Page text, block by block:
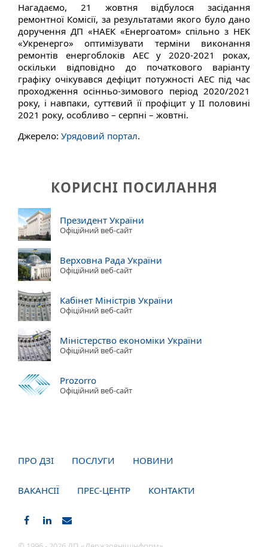
Нагадаємо, 21 жовтня відбулося засідання
ремонтної Комісії, за результатами якого було дано
доручення ДП «НАЕК «Енергоатом» спільно з НЕК
«Укренерго» оптимізувати терміни виконання
ремонтів енергоблоків АЕС у 2020-2021 роках,
оскільки відповідно до початкового варіанту
графіку очікувався дефіцит потужності АЕС під час
проходження осінньо-зимового період 2020/2021
року, і навпаки, суттєвий її профіцит у ІІ половині
2021 року, особливо – серпні – жовтні.
Джерело: Урядовий портал.
КОРИСНІ ПОСИЛАННЯ
Президент України
Офіційний веб-сайт
Верховна Рада України
Офіційний веб-сайт
Кабінет Міністрів України
Офіційний веб-сайт
Міністерство економіки України
Офіційний веб-сайт
Prozorro
Офіційний веб-сайт
ПРО ДЗІ ПОСЛУГИ НОВИНИ
ВАКАНСІЇ ПРЕС-ЦЕНТР КОНТАКТИ